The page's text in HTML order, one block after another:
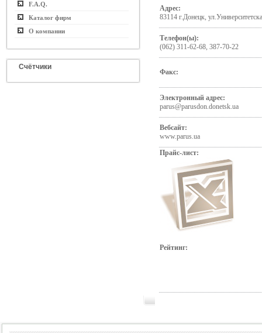
F.A.Q.
Каталог фирм
О компании
Счётчики
Адрес:
83114 г.Донецк,
Телефон(ы):
(062) 311-62-68, 387-70-22
Факс:
Электронный адрес:
parus@parusdon.donetsk.ua
Вебсайт:
www.parus.ua
Прайс-лист:
Рейтинг: